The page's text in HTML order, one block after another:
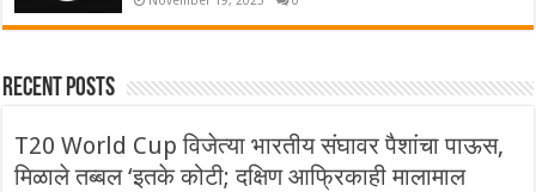
Recent Posts
T20 World Cup विजेत्या भारतीय संघावर पैशांचा पाऊस,
मिळाले तब्बल ‘इतके कोटी; दक्षिण आफ्रिकाही मालामाल